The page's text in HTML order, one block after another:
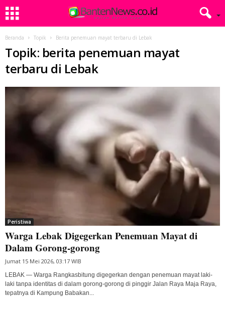
Beranda Topik Berita penemuan mayat terbaru di Lebak
Topik: berita penemuan mayat
terbaru di Lebak
Peristiwa
Warga Lebak Digegerkan Penemuan Mayat di
Dalam Gorong-gorong
Jumat 15 Mei 2026, 03:17 WIB
LEBAK — Warga Rangkasbitung digegerkan dengan penemuan mayat laki-
laki tanpa identitas di dalam gorong-gorong di pinggir Jalan Raya Maja Raya,
tepatnya di Kampung Babakan...